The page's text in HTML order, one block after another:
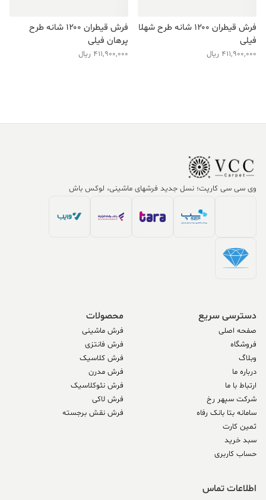
فرش قیطران ۱۲۰۰ شانه طرح شهلا
فیلی
411,900,000 ریال
فرش قیطران ۱۲۰۰ شانه طرح
پرهان فیلی
411,900,000 ریال
وی سی سی کارپت؛ نسل جدید فرشهای ماشینی، لوکس باش
دسترسی سریع
صفحه اصلی
فروشگاه
وبلاگ
درباره ما
ارتباط با ما
شرکت سپهر رخ
سامانه بتا بانک رفاه
ثمین کارت
سبد خرید
حساب کاربری
محصولات
فرش ماشینی
فرش فانتزی
فرش کلاسیک
فرش مدرن
فرش نئوکلاسیک
فرش لاکی
فرش نقش برجسته
اطلاعات تماس